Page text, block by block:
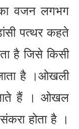
वजन लगभग
पत्थर कहते
है जिसे किसी
है ।ओखली
जाते हैं । ओखल
होता है ।